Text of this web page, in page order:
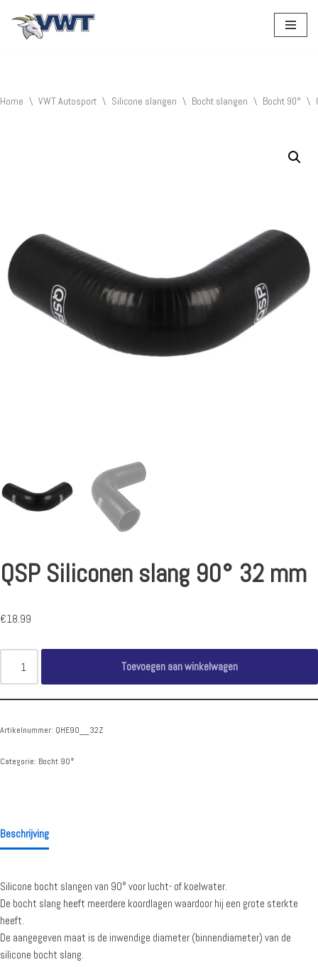
Home \ VWT Autosport \ Silicone slangen \ Bocht slangen \ Bocht 90° \
QSP Siliconen slang 90° 32 mm
€18.99
Toevoegen aan winkelwagen
Artikelnummer: QHE90__32Z
Categorie: Bocht 90°
Beschrijving
Silicone bocht slangen van 90° voor lucht- of koelwater.
De bocht slang heeft meerdere koordlagen waardoor hij een grote sterkte
heeft.
De aangegeven maat is de inwendige diameter (binnendiameter) van de
silicone bocht slang.